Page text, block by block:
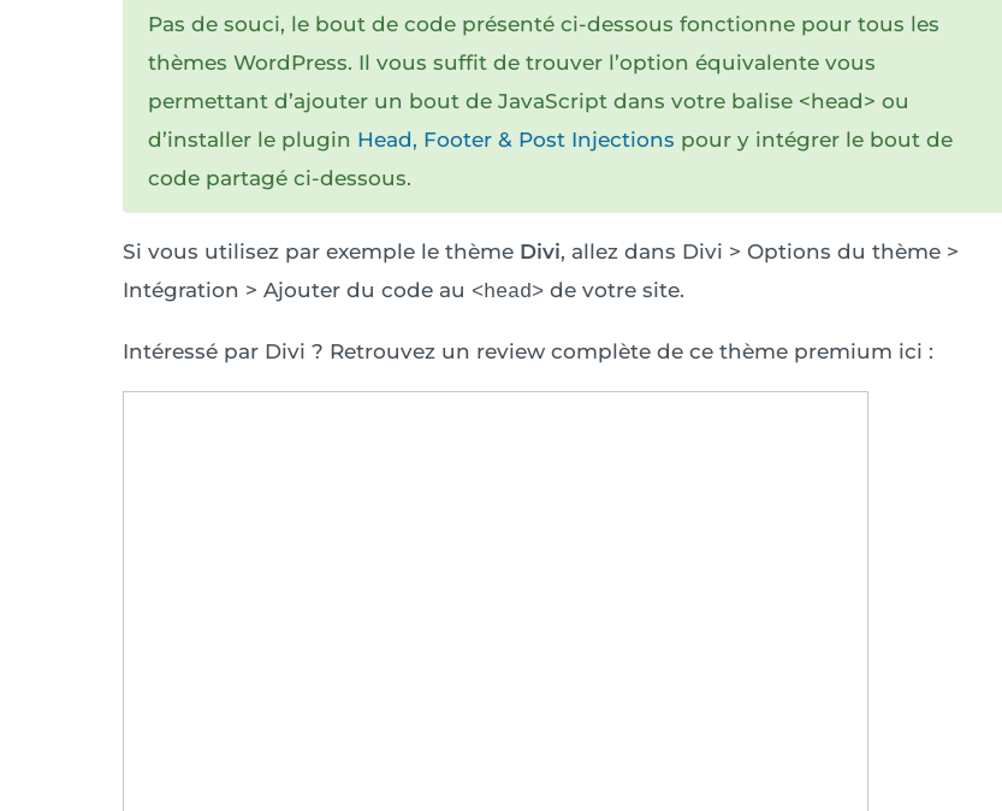
Pas de souci, le bout de code présenté ci-dessous fonctionne pour tous les
thèmes WordPress. Il vous suffit de trouver l’option équivalente vous
permettant d’ajouter un bout de JavaScript dans votre balise <head> ou
d’installer le plugin Head, Footer & Post Injections pour y intégrer le bout de
code partagé ci-dessous.
Si vous utilisez par exemple le thème Divi, allez dans Divi > Options du thème >
Intégration > Ajouter du code au <head> de votre site.
Intéressé par Divi ? Retrouvez un review complète de ce thème premium ici :